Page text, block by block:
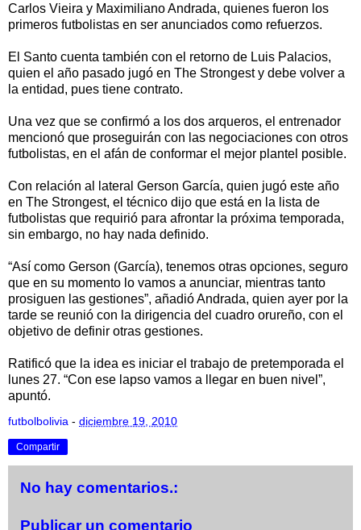
Carlos Vieira y Maximiliano Andrada, quienes fueron los
primeros futbolistas en ser anunciados como refuerzos.
El Santo cuenta también con el retorno de Luis Palacios,
quien el año pasado jugó en The Strongest y debe volver a
la entidad, pues tiene contrato.
Una vez que se confirmó a los dos arqueros, el entrenador
mencionó que proseguirán con las negociaciones con otros
futbolistas, en el afán de conformar el mejor plantel posible.
Con relación al lateral Gerson García, quien jugó este año
en The Strongest, el técnico dijo que está en la lista de
futbolistas que requirió para afrontar la próxima temporada,
sin embargo, no hay nada definido.
“Así como Gerson (García), tenemos otras opciones, seguro
que en su momento lo vamos a anunciar, mientras tanto
prosiguen las gestiones”, añadió Andrada, quien ayer por la
tarde se reunió con la dirigencia del cuadro orureño, con el
objetivo de definir otras gestiones.
Ratificó que la idea es iniciar el trabajo de pretemporada el
lunes 27. “Con ese lapso vamos a llegar en buen nivel”,
apuntó.
futbolbolivia - diciembre 19, 2010
Compartir
No hay comentarios.:
Publicar un comentario